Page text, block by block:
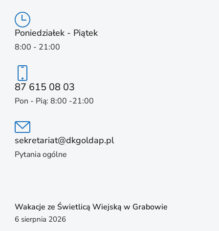
Poniedziałek - Piątek
8:00 - 21:00
87 615 08 03
Pon - Pią: 8:00 -21:00
sekretariat@dkgoldap.pl
Pytania ogólne
Wakacje ze Świetlicą Wiejską w Grabowie
6 sierpnia 2026